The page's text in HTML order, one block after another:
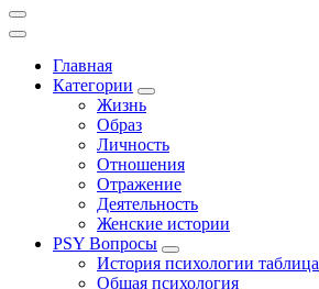
Главная
Категории
Жизнь
Образ
Личность
Отношения
Отражение
Деятельность
Женские истории
PSY Вопросы
История психологии таблица
Общая психология